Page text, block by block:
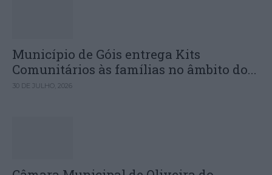
Município de Góis entrega Kits
Comunitários às famílias no âmbito do...
30 DE JULHO, 2026